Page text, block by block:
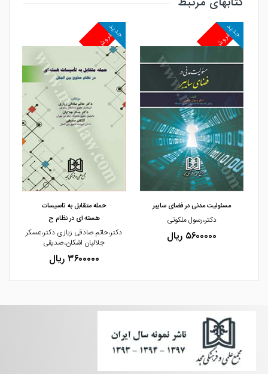
مشاهده و خرید
پرفروش
جدید
مشاهده و خرید
مسئولیت مدنی در فضای سایبر
دکتر،رسول ملکوتی
۵۶۰۰۰۰۰ ریال
پرفروش
جدید
حمله متقابل به تاسیسات
هسته ای در نظام ح
دکتر،حاتم صادقی زیازی دکتر،عسکر
جلالیان اشکان،صدیقی
۳۶۰۰۰۰۰ ریال